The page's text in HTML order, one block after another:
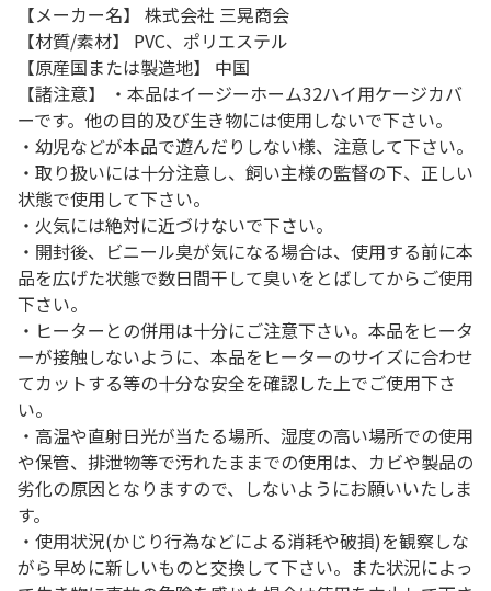
【メーカー名】 株式会社 三晃商会
【材質/素材】 PVC、ポリエステル
【原産国または製造地】 中国
【諸注意】 ・本品はイージーホーム32ハイ用ケージカバ
ーです。他の目的及び生き物には使用しないで下さい。
・幼児などが本品で遊んだりしない様、注意して下さい。
・取り扱いには十分注意し、飼い主様の監督の下、正しい
状態で使用して下さい。
・火気には絶対に近づけないで下さい。
・開封後、ビニール臭が気になる場合は、使用する前に本
品を広げた状態で数日間干して臭いをとばしてからご使用
下さい。
・ヒーターとの併用は十分にご注意下さい。本品をヒータ
ーが接触しないように、本品をヒーターのサイズに合わせ
てカットする等の十分な安全を確認した上でご使用下さ
い。
・高温や直射日光が当たる場所、湿度の高い場所での使用
や保管、排泄物等で汚れたままでの使用は、カビや製品の
劣化の原因となりますので、しないようにお願いいたしま
す。
・使用状況(かじり行為などによる消耗や破損)を観察しな
がら早めに新しいものと交換して下さい。また状況によっ